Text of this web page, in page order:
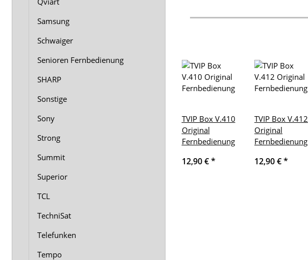
TVIP Box V.410
Original
Fernbedienung
12,90 €*
TVIP Box V.412
Original
Fernbedienung
12,90 €*
Samsung
Schwaiger
Senioren Fernbedienung
SHARP
Sonstige
Sony
Strong
Summit
Superior
TCL
TechniSat
Telefunken
Tempo